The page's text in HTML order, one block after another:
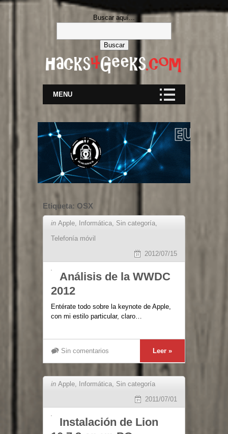
Buscar aquí...
MENU
Etiqueta: OSX
in Apple, Informática, Sin categoría,
Telefonía móvil
2012/07/15
Análisis de la WWDC
2012
Entérate todo sobre la keynote de Apple,
con mi estilo particular, claro…
Sin comentarios Leer »
in Apple Informática Sin categoría
2011/07/01
Instalación de Lion